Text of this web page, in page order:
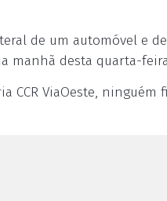
de um automóvel e
manhã desta quarta-
CCR ViaOeste,